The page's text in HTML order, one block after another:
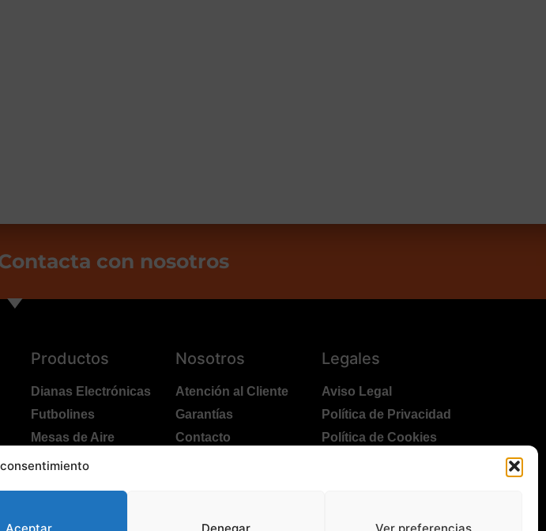
Aceptar Denegar Ver preferencias
con nosotros
Productos
Dianas Electrónicas
Futbolines
Mesas de Aire
Ping Pong Interior
Nosotros
Atención al Cliente
Garantías
Contacto
Legales
Aviso Legal
Política de Privacidad
Política de Cookies